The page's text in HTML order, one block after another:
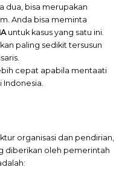
dua, bisa merupakan
Anda bisa meminta
untuk kasus yang satu ini.
paling sedikit tersusun
cepat apabila mentaati
Indonesia.
organisasi dan pendirian,
diberikan oleh pemerintah